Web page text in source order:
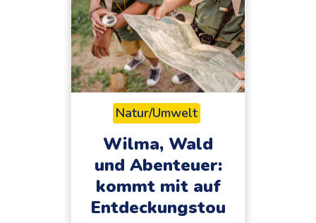
n
s
c
h
e
n
:
v
o
n
Z
Natur/Umwelt
Wilma, Wald
und Abenteuer:
kommt mit auf
Entdeckungstou